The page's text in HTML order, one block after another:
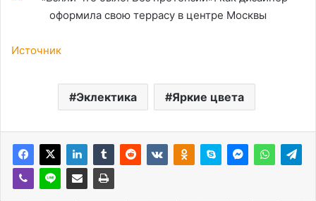
Источник
Эклектика Яркие цвета